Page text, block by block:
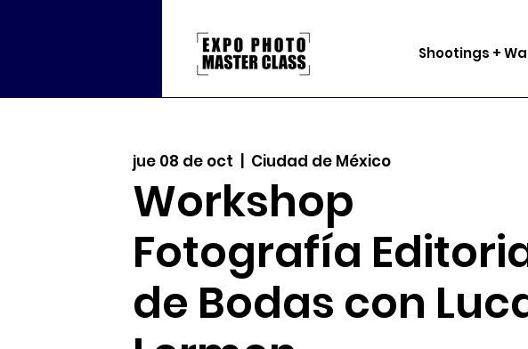
Shootings +
jue 08 de oct Ciudad de México
Workshop
Fotografía
de Bodas con